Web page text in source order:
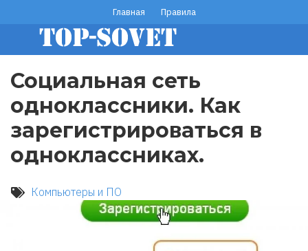
основному
содержанию
footer
menu
Главная Правила
Социальная сеть
одноклассники. Как
зарегистрироваться в
одноклассниках.
Компьютеры и ПО